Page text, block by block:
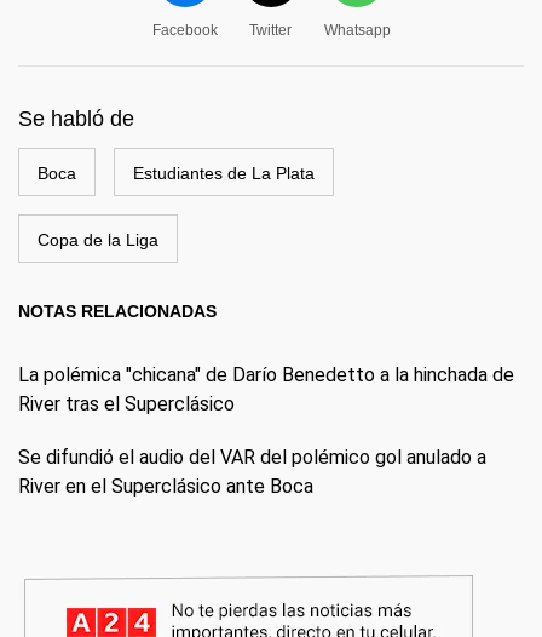
Facebook Twitter Whatsapp
Se habló de
Boca Estudiantes de La Plata
Copa de la Liga
NOTAS RELACIONADAS
La polémica "chicana" de Darío Benedetto a la hinchada de
River tras el Superclásico
Se difundió el audio del VAR del polémico gol anulado a
River en el Superclásico ante Boca